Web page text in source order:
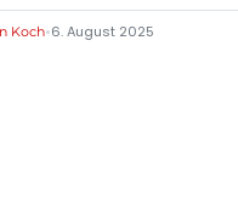
Koch•6. August 2025